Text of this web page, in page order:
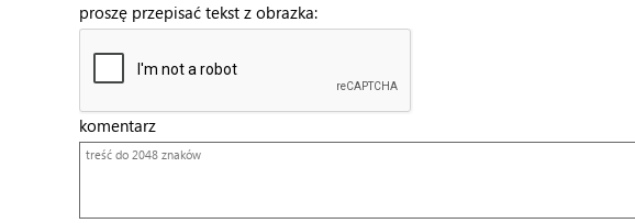
proszę przepisać tekst z obrazka:
komentarz